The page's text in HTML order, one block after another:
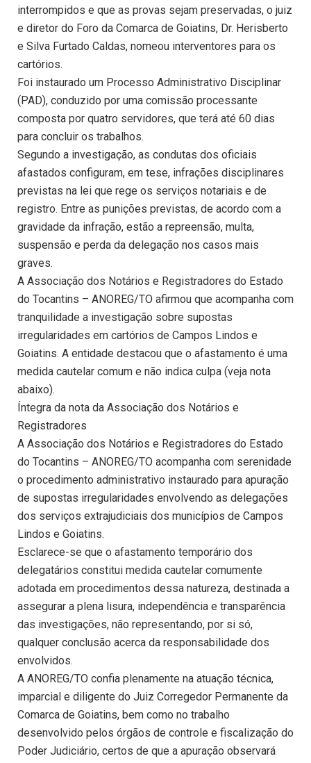
interrompidos e que as provas sejam preservadas, o juiz
e diretor do Foro da Comarca de Goiatins, Dr. Herisberto
e Silva Furtado Caldas, nomeou interventores para os
cartórios.
Foi instaurado um Processo Administrativo Disciplinar
(PAD), conduzido por uma comissão processante
composta por quatro servidores, que terá até 60 dias
para concluir os trabalhos.
Segundo a investigação, as condutas dos oficiais
afastados configuram, em tese, infrações disciplinares
previstas na lei que rege os serviços notariais e de
registro. Entre as punições previstas, de acordo com a
gravidade da infração, estão a repreensão, multa,
suspensão e perda da delegação nos casos mais
graves.
A Associação dos Notários e Registradores do Estado
do Tocantins – ANOREG/TO afirmou que acompanha com
tranquilidade a investigação sobre supostas
irregularidades em cartórios de Campos Lindos e
Goiatins. A entidade destacou que o afastamento é uma
medida cautelar comum e não indica culpa (veja nota
abaixo).
Íntegra da nota da Associação dos Notários e
Registradores
A Associação dos Notários e Registradores do Estado
do Tocantins – ANOREG/TO acompanha com serenidade
o procedimento administrativo instaurado para apuração
de supostas irregularidades envolvendo as delegações
dos serviços extrajudiciais dos municípios de Campos
Lindos e Goiatins.
Esclarece-se que o afastamento temporário dos
delegatários constitui medida cautelar comumente
adotada em procedimentos dessa natureza, destinada a
assegurar a plena lisura, independência e transparência
das investigações, não representando, por si só,
qualquer conclusão acerca da responsabilidade dos
envolvidos.
A ANOREG/TO confia plenamente na atuação técnica,
imparcial e diligente do Juiz Corregedor Permanente da
Comarca de Goiatins, bem como no trabalho
desenvolvido pelos órgãos de controle e fiscalização do
Poder Judiciário, certos de que a apuração observará